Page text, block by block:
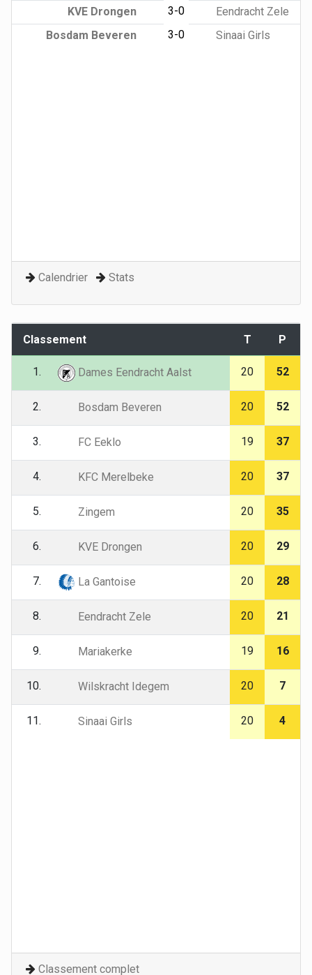
KVE Drongen 3-0
Eendracht Zele
Bosdam Beveren
3-0 Sinaai Girls
Calendrier Stats
Classement T P
1. Dames Eendracht Aalst 20 52
2. Bosdam Beveren 20 52
3. FC Eeklo 19 37
4. KFC Merelbeke 20 37
5. Zingem 20 35
6. KVE Drongen 20 29
7. La Gantoise 20 28
8. Eendracht Zele 20 21
9. Mariakerke 19 16
10. Wilskracht Idegem 20 7
11. Sinaai Girls 20 4
Classement complet